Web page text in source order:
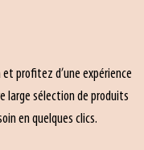
et profitez d’une expérience
large sélection de produits
en quelques clics.